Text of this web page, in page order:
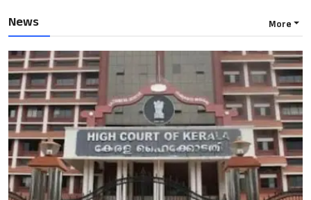
News More